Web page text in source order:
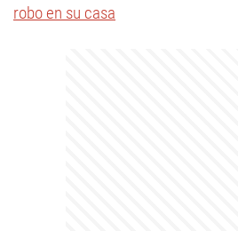
robo en su casa